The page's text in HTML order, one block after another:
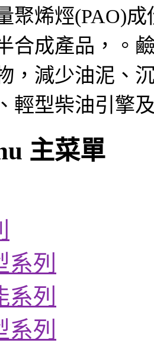
聚烯烴(PAO)
合成產品，。
，減少油泥、
輕型柴油引擎
主菜單
系列
系列
系列